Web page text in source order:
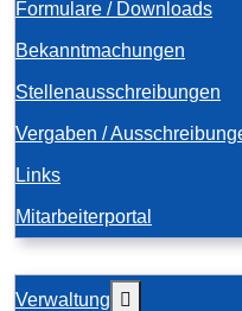
Formulare / Downloads
Bekanntmachungen
Stellenausschreibungen
Vergaben /
Links
Mitarbeiterportal
Verwaltung